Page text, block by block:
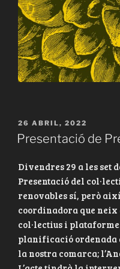
PUBLICAT
A
26 ABRIL, 2022
Presentació de
Divendres 29 a les set
Presentació del
renovables sí, però
coordinadora que
col·lectius i
planificació ordenada
la nostra comarca;